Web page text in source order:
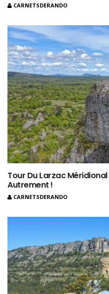
CARNETSDERANDO
Tour Du Larzac
Autrement !
CARNETSDERANDO